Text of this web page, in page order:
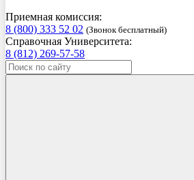
Приемная комиссия:
8 (800) 333 52 02 (Звонок бесплатный)
Справочная Университета:
8 (812) 269-57-58